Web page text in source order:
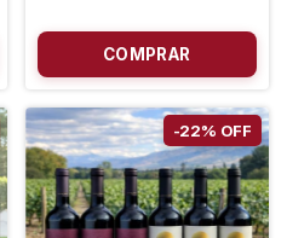
-22% OFF